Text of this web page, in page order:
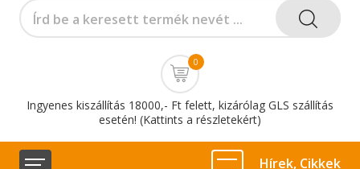
0
Ingyenes kiszállítás 18000,- Ft felett, kizárólag GLS szállítás
esetén! (Kattints a részletekért)
Hírek, Cikkek